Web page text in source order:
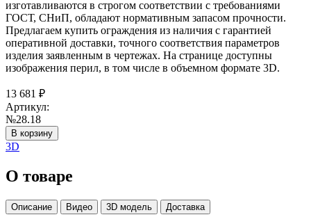
изготавливаются в строгом соответствии с требованиями
ГОСТ, СНиП, обладают нормативным запасом прочности.
Предлагаем купить ограждения из наличия с гарантией
оперативной доставки, точного соответствия параметров
изделия заявленным в чертежах. На странице доступны
изображения перил, в том числе в объемном формате 3D.
13 681 ₽
Артикул:
№28.18
В корзину
3D
О товаре
Описание Видео 3D модель Доставка